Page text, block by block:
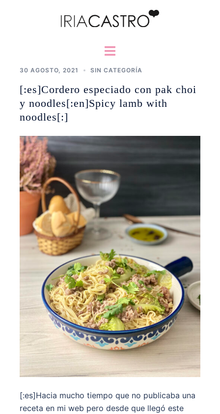
Alternar
30 AGOSTO, 2021 SIN CATEGORÍA
[:es]Cordero especiado con pak choi
y noodles[:en]Spicy lamb with
noodles[:]
[:es]Hacia mucho tiempo que no publicaba una
receta en mi web pero desde que llegó este